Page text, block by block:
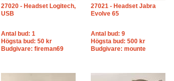
27020 - Headset Logitech,
USB
Antal bud: 1
Högsta bud: 50 kr
Budgivare: fireman69
27021 - Headset Jabra
Evolve 65
Antal bud: 9
Högsta bud: 500 kr
Budgivare: mounte